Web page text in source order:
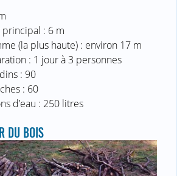
: 6 m
(la plus haute) : environ 17 m
: 1 jour à 3 personnes
: 90
: 60
d’eau : 250 litres
DU BOIS